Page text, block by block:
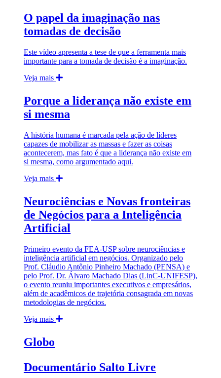
O papel da imaginação nas
tomadas de decisão
Este vídeo apresenta a tese de que a ferramenta mais
importante para a tomada de decisão é a imaginação.
Veja mais
Porque a liderança não existe em
si mesma
A história humana é marcada pela ação de líderes
capazes de mobilizar as massas e fazer as coisas
acontecerem, mas fato é que a liderança não existe em
si mesma, como argumentado aqui.
Veja mais
Neurociências e Novas fronteiras
de Negócios para a Inteligência
Artificial
Primeiro evento da FEA-USP sobre neurociências e
inteligência artificial em negócios. Organizado pelo
Prof. Cláudio Antônio Pinheiro Machado (PENSA) e
pelo Prof. Dr. Álvaro Machado Dias (LinC-UNIFESP),
o evento reuniu importantes executivos e empresários,
além de acadêmicos de trajetória consagrada em novas
metodologias de negócios.
Veja mais
Globo
Documentário Salto Livre